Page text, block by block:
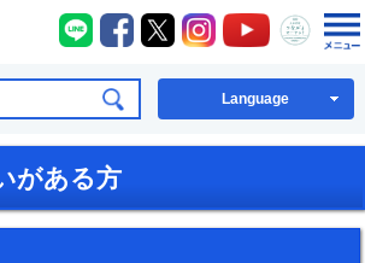
代町公式ホームページ
八千代町LINE
八千代町Facebook
八千代町X八千代町Instagram
八千代町
八千
Language
がある方